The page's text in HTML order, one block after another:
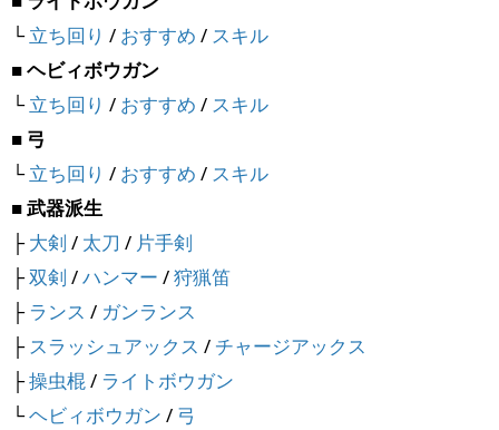
└立ち回り / おすすめ / スキル
■ ヘビィボウガン
└立ち回り / おすすめ / スキル
■ 弓
└立ち回り / おすすめ / スキル
■ 武器派生
├大剣 / 太刀 / 片手剣
├双剣 /ハンマー /狩猟笛
├ランス / ガンランス
├スラッシュアックス / チャージアックス
├操虫棍/ ライトボウガン
└ヘビィボウガン / 弓